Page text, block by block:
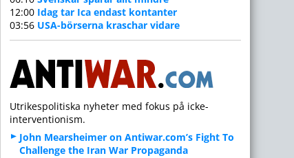
12:00 Idag tar Ica endast kontanter
03:56 USA-börserna kraschar vidare
Utrikespolitiska nyheter med fokus på icke-
interventionism.
John Mearsheimer on Antiwar.com’s Fight To
Challenge the Iran War Propaganda